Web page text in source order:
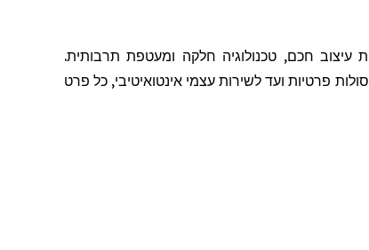
עיצוב חכם, טכנולוגיה חלקה ומעטפת תרבותית.
פרטיות ועד לשירות עצמי אינטואיטיבי, כל פרט